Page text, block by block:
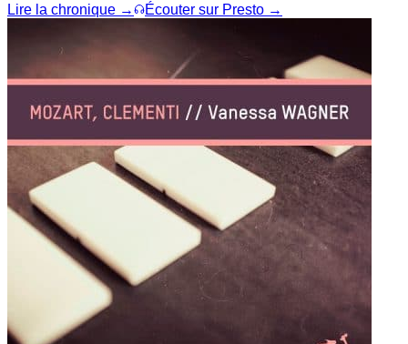
Lire la chronique →
Écouter sur Presto →